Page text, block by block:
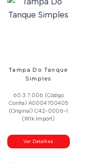
Tampa Do Tanque
Simples
60.3.7.006 (Código
Confia) A0004700405
(Original) C42-0006-1
(Wtk Import)
Ver Detalhes